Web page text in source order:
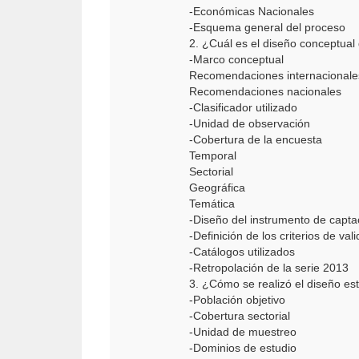
-Económicas Nacionales
-Esquema general del proceso
2. ¿Cuál es el diseño
-Marco conceptual
Recomendaciones
Recomendaciones nacionales
-Clasificador utilizado
-Unidad de observación
-Cobertura de la encuesta
Temporal
Sectorial
Geográfica
Temática
-Diseño del instrumento de
-Definición de los criterios de
-Catálogos utilizados
-Retropolación de la serie 2013
3. ¿Cómo se realizó el diseño
-Población objetivo
-Cobertura sectorial
-Unidad de muestreo
-Dominios de estudio